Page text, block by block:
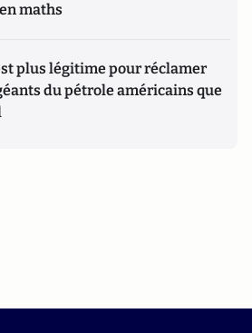
maths
plus légitime pour réclamer
du pétrole américains que